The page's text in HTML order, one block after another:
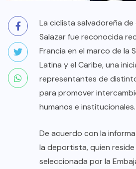
La ciclista salvadoreña de
Salazar fue reconocida
Francia en el marco de la
Latina y el Caribe, una
representantes de
para promover
humanos e institucionales.
De acuerdo con la
la deportista, quien reside
seleccionada por la